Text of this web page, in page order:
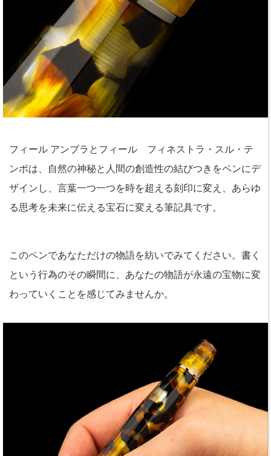
フィール アンブラとフィール フィネストラ・スル・テ
ンポは、自然の神秘と人間の創造性の結びつきをペンにデ
ザインし、言葉一つ一つを時を超える刻印に変え、あらゆ
る思考を未来に伝える宝石に変える筆記具です。
このペンであなただけの物語を紡いでみてください。書く
という行為のその瞬間に、あなたの物語が永遠の宝物に変
わっていくことを感じてみませんか。